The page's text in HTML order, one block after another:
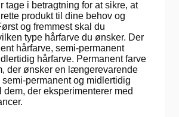
tage i betragtning for at sikre, at
produkt til dine behov og
og fremmest skal du
type hårfarve du ønsker. Der
hårfarve, semi-permanent
hårfarve. Permanent farve
der ønsker en længerevarende
semi-permanent og midlertidig
dem, der eksperimenterer med